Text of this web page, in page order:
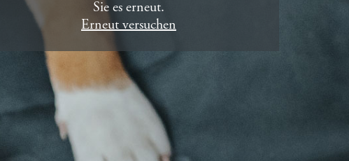
Sie es erneut.
Erneut versuchen